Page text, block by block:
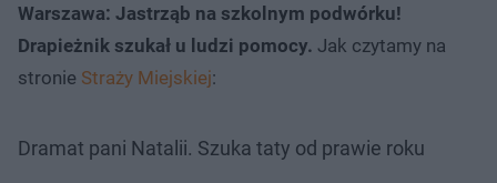
Warszawa: Jastrząb na szkolnym podwórku!
Drapieżnik szukał u ludzi pomocy. Jak czytamy na
stronie Straży Miejskiej:
Dramat pani Natalii. Szuka taty od prawie roku